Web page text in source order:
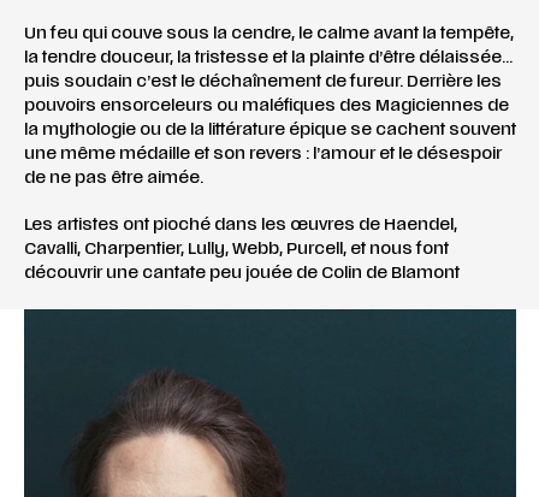
Un feu qui couve sous la cendre, le calme avant la tempête,
la tendre douceur, la tristesse et la plainte d’être délaissée…
puis soudain c’est le déchaînement de fureur. Derrière les
pouvoirs ensorceleurs ou maléfiques des Magiciennes de
la mythologie ou de la littérature épique se cachent souvent
une même médaille et son revers : l’amour et le désespoir
de ne pas être aimée.
Les artistes ont pioché dans les œuvres de Haendel,
Cavalli, Charpentier, Lully, Webb, Purcell, et nous font
découvrir une cantate peu jouée de Colin de Blamont